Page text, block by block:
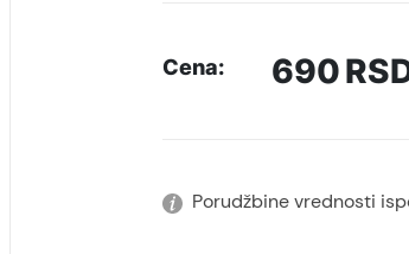
Cena: 690
Porudžbine vrednosti